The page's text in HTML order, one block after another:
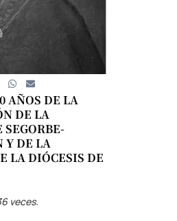
AÑOS DE LA
DE LA
Y DE LA
LA DIÓCESIS DE
veces.